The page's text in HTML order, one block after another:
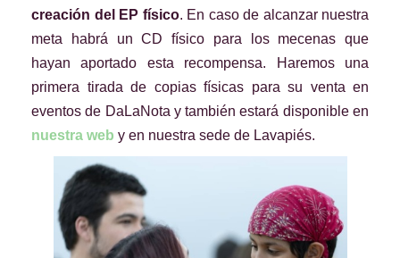
creación del EP físico. En caso de alcanzar nuestra
meta habrá un CD físico para los mecenas que
hayan aportado esta recompensa. Haremos una
primera tirada de copias físicas para su venta en
eventos de DaLaNota ytambién estará disponible en
nuestra web y en nuestra sede de Lavapiés.